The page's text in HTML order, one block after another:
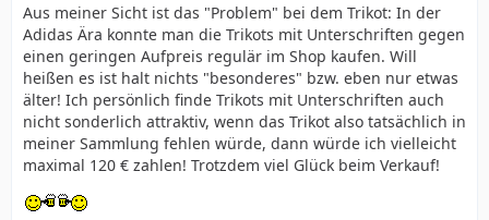
Aus meiner Sicht ist das "Problem" bei dem Trikot: In der
Adidas Ära konnte man die Trikots mit Unterschriften gegen
einen geringen Aufpreis regulär im Shop kaufen. Will
heißen es ist halt nichts "besonderes" bzw. eben nur etwas
älter! Ich persönlich finde Trikots mit Unterschriften auch
nicht sonderlich attraktiv, wenn das Trikot also tatsächlich in
meiner Sammlung fehlen würde, dann würde ich vielleicht
maximal 120 € zahlen! Trotzdem viel Glück beim Verkauf!